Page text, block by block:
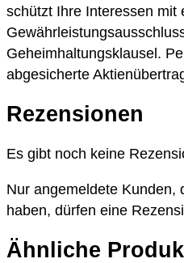
schützt Ihre Interessen mit
Geheimhaltungsklausel.
abgesicherte
Rezensionen
Es gibt noch keine
Nur angemeldete Kunden,
haben, dürfen eine
Ähnliche